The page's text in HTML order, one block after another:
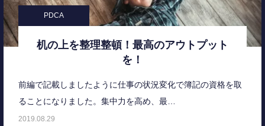
PDCA
机の上を整理整頓！最高のアウトプット
を！
前編で記載しましたように仕事の状況変化で簿記の資格を取
ることになりました。集中力を高め、最…
2019.08.29